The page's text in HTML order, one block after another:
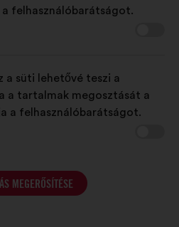
felhasználóbarátságot.
a süti lehetővé teszi a
a tartalmak megosztását a
a felhasználóbarátságot.
MEGERŐSÍTÉSE